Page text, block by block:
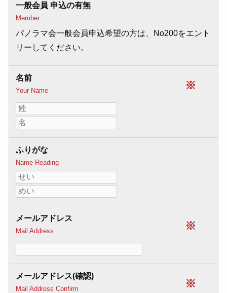
一般会員 申込の有無
Member
パノラマ会一般会員申込希望の方は、No200をエント
リーしてください。
※
名前
Your Name
ふりがな
Name Reading
※
メールアドレス
Mail Address
※
メールアドレス(確認)
Mail Address Confirm